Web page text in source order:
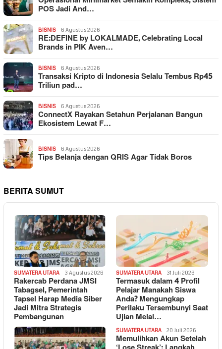
POS Jadi And…
BISNIS 6 Agustus 2026
RE:DEFINE by LOKALMADE, Celebrating Local
Brands in PIK Aven…
BISNIS 6 Agustus 2026
Transaksi Kripto di Indonesia Selalu Tembus Rp45
Triliun pad…
BISNIS 6 Agustus 2026
ConnectX Rayakan Setahun Perjalanan Bangun
Ekosistem Lewat F…
BISNIS 6 Agustus 2026
Tips Belanja dengan QRIS Agar Tidak Boros
BERITA SUMUT
SUMATERA UTARA 3 Agustus 2026
Rakercab Perdana JMSI
Tabagsel, Pemerintah
Tapsel Harap Media Siber
Jadi Mitra Strategis
Pembangunan
SUMATERA UTARA 31 Juli 2026
Termasuk dalam 4 Profil
Pelajar Manakah Siswa
Anda? Mengungkap
Perilaku Tersembunyi Saat
Ujian Melal…
SUMATERA UTARA 20 Juli 2026
Memulihkan Akun Setelah